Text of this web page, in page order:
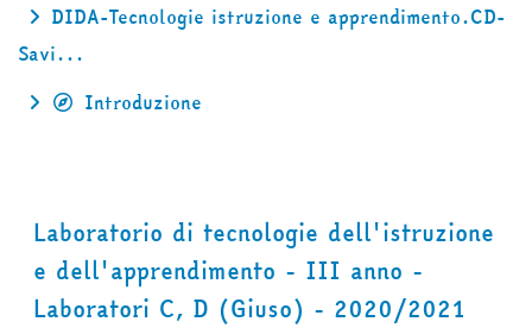
DIDA-Tecnologie istruzione e apprendimento.CD-
Savi...
Introduzione
Laboratorio di tecnologie dell'istruzione
e dell'apprendimento - III anno -
Laboratori C, D (Giuso) - 2020/2021